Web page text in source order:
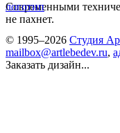
Современными
не пахнет.
логотип
© 1995–2026 Студия
mailbox@artlebedev.ru,
Заказать дизайн...